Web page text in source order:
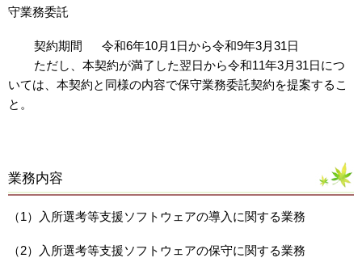
守業務委託
契約期間 令和6年10月1日から令和9年3月31日
ただし、本契約が満了した翌日から令和11年3月31日につ
いては、本契約と同様の内容で保守業務委託契約を提案するこ
と。
業務内容
（1）入所選考等支援ソフトウェアの導入に関する業務
（2）入所選考等支援ソフトウェアの保守に関する業務